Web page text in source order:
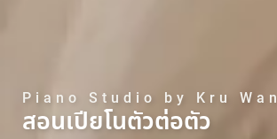
Piano Studio by Kru Wan
สอนเปียโนตัวต่อตัว